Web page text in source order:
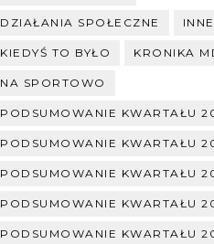
DZIAŁANIA SPOŁECZNE INNE
KIEDYŚ TO BYŁO KRONIKA
NA SPORTOWO
PODSUMOWANIE KWARTAŁU
PODSUMOWANIE KWARTAŁU
PODSUMOWANIE KWARTAŁU
PODSUMOWANIE KWARTAŁU
PODSUMOWANIE KWARTAŁU